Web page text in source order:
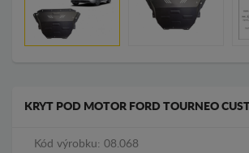
KRYT POD MOTOR FORD TOURNEO
Kód výrobku: 08.068